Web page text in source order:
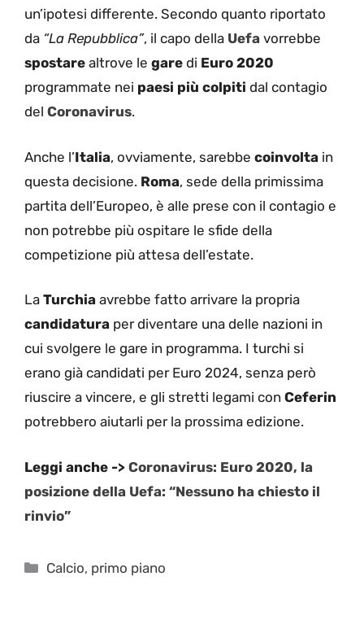
un’ipotesi differente. Secondo quanto riportato
da “La Repubblica”, il capo della Uefa vorrebbe
spostare altrove le gare di Euro 2020
programmate nei paesi più colpiti dal contagio
del Coronavirus.
Anche l’Italia, ovviamente, sarebbe coinvolta in
questa decisione. Roma, sede della primissima
partita dell’Europeo, è alle prese con il contagio e
non potrebbe più ospitare le sfide della
competizione più attesa dell’estate.
La Turchia avrebbe fatto arrivare la propria
candidatura per diventare una delle nazioni in
cui svolgere le gare in programma. I turchi si
erano già candidati per Euro 2024, senza però
riuscire a vincere, e gli stretti legami con Ceferin
potrebbero aiutarli per la prossima edizione.
Leggi anche -> Coronavirus: Euro 2020, la
posizione della Uefa: “Nessuno ha chiesto il
rinvio”
Categorie
Calcio, primo piano